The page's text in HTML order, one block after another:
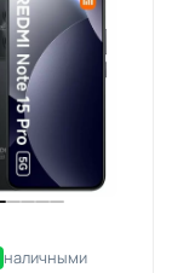
наличными